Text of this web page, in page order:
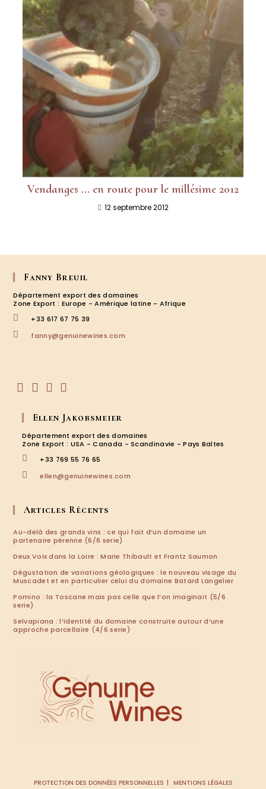
Vendanges … en route pour le millésime 2012
12 septembre 2012
Fanny Breuil
Département export des domaines
Zone Export : Europe - Amérique latine - Afrique
+33 617 67 75 39
fanny@genuinewines.com
dans
un
nouvel
onglet
un
nouvel
onglet
un
nouvel
onglet
un
nouvel
onglet
Ellen Jakobsmeier
Département export des domaines
Zone Export : USA - Canada - Scandinavie - Pays Baltes
+33 769 55 76 65
ellen@genuinewines.com
Articles Récents
Au-delà des grands vins : ce qui fait d’un domaine un
partenaire pérenne (6/6 serie)
Deux Voix dans la Loire : Marie Thibault et Frantz Saumon
Dégustation de variations géologiques : le nouveau visage du
Muscadet et en particulier celui du domaine Batard Langelier
Pomino : la Toscane mais pas celle que l’on imaginait (5/6
serie)
Selvapiana : l’identité du domaine construite autour d’une
approche parcellaire (4/6 serie)
PROTECTION DES DONNÉES PERSONNELLES MENTIONS LÉGALES